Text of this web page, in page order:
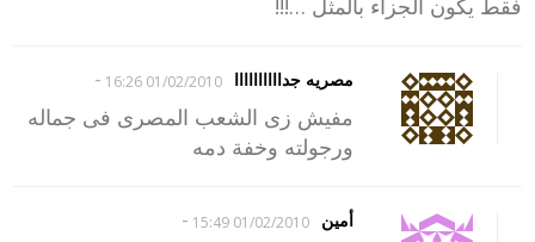
فقط يكون الجزاء بالمثل …!!!
مصريه جداااااااااا 01/02/2010 16:26
-
مفيش زى الشعب المصرى فى جماله
ورجولته وخفة دمه
أمين 01/02/2010 15:49
-